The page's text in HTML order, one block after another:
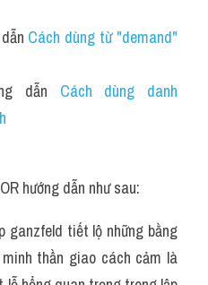
Cách dùng từ "demand"
dẫn Cách dùng danh
hướng dẫn như sau:
ganzfeld tiết lộ những bằng
thần giao cách cảm là